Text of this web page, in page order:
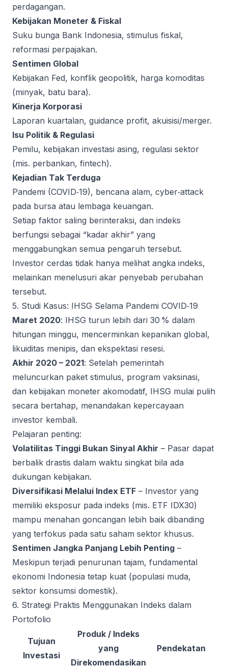
perdagangan.
Kebijakan Moneter & Fiskal
Suku bunga Bank Indonesia, stimulus fiskal,
reformasi perpajakan.
Sentimen Global
Kebijakan Fed, konflik geopolitik, harga komoditas
(minyak, batu bara).
Kinerja Korporasi
Laporan kuartalan, guidance profit, akuisisi/merger.
Isu Politik & Regulasi
Pemilu, kebijakan investasi asing, regulasi sektor
(mis. perbankan, fintech).
Kejadian Tak Terduga
Pandemi (COVID‑19), bencana alam, cyber‑attack
pada bursa atau lembaga keuangan.
Setiap faktor saling berinteraksi, dan indeks
berfungsi sebagai “kadar akhir” yang
menggabungkan semua pengaruh tersebut.
Investor cerdas tidak hanya melihat angka indeks,
melainkan menelusuri akar penyebab perubahan
tersebut.
5. Studi Kasus: IHSG Selama Pandemi COVID‑19
Maret 2020: IHSG turun lebih dari 30 % dalam
hitungan minggu, mencerminkan kepanikan global,
likuiditas menipis, dan ekspektasi resesi.
Akhir 2020 – 2021: Setelah pemerintah
meluncurkan paket stimulus, program vaksinasi,
dan kebijakan moneter akomodatif, IHSG mulai pulih
secara bertahap, menandakan kepercayaan
investor kembali.
Pelajaran penting:
Volatilitas Tinggi Bukan Sinyal Akhir – Pasar dapat
berbalik drastis dalam waktu singkat bila ada
dukungan kebijakan.
Diversifikasi Melalui Index ETF – Investor yang
memiliki eksposur pada indeks (mis. ETF IDX30)
mampu menahan goncangan lebih baik dibanding
yang terfokus pada satu saham sektor khusus.
Sentimen Jangka Panjang Lebih Penting –
Meskipun terjadi penurunan tajam, fundamental
ekonomi Indonesia tetap kuat (populasi muda,
sektor konsumsi domestik).
6. Strategi Praktis Menggunakan Indeks dalam
Portofolio
Tujuan
Investasi
Produk / Indeks
yang
Direkomendasikan
Pendekatan